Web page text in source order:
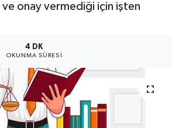
onay vermediği için işten
4 DK
OKUNMA SÜRESI